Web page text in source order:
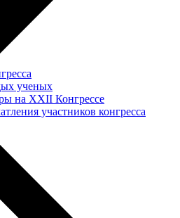
ученых
на XXII Конгрессе
участников конгресса